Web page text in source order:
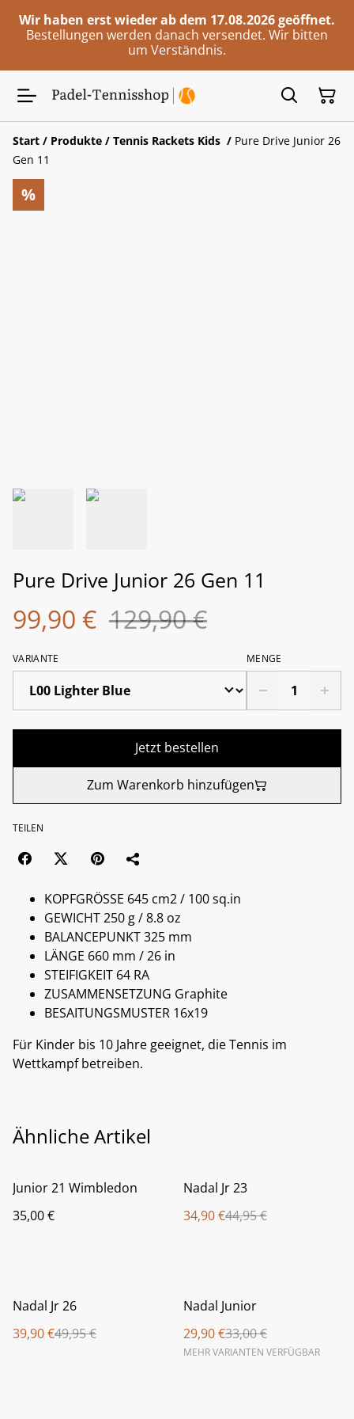
Wir haben erst wieder ab dem 17.08.2026 geöffnet.
Bestellungen werden danach versendet. Wir bitten
um Verständnis.
Start / Produkte / Tennis Rackets Kids / Pure Drive Junior 26
Gen 11
%
Pure Drive Junior 26 Gen 11
99,90 € 129,90 €
VARIANTE MENGE
Jetzt bestellen
Zum Warenkorb hinzufügen
TEILEN
KOPFGRÖSSE 645 cm2 / 100 sq.in
GEWICHT 250 g / 8.8 oz
BALANCEPUNKT 325 mm
LÄNGE 660 mm / 26 in
STEIFIGKEIT 64 RA
ZUSAMMENSETZUNG Graphite
BESAITUNGSMUSTER 16x19
Für Kinder bis 10 Jahre geeignet, die Tennis im
Wettkampf betreiben.
Ähnliche Artikel
Junior 21 Wimbledon
35,00 €
%
Nadal Jr 23
34,90 €44,95 €
%
Nadal Jr 26
39,90 €49,95 €
%
Nadal Junior
29,90 €33,00 €
MEHR VARIANTEN VERFÜGBAR